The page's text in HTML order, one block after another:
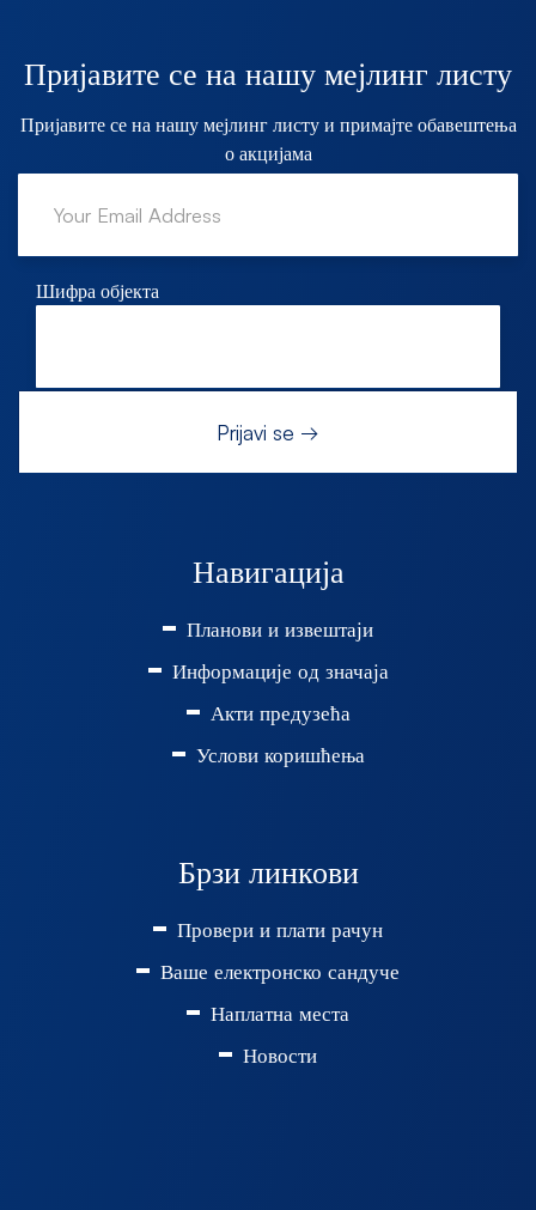
Пријавите се на нашу мејлинг листу
Пријавите се на нашу мејлинг листу и примајте обавештења
о акцијама
Шифра објекта
Навигација
Планови и извештаји
Информације од значаја
Акти предузећа
Услови коришћења
Брзи линкови
Провери и плати рачун
Ваше електронско сандуче
Наплатна места
Новости